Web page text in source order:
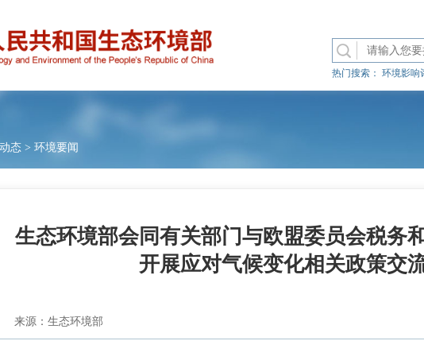
热门搜索： 环境影响
态 > 环境要闻
生态环境部会同有关部门与欧盟委员会税务
开展应对气候变化相关政策交
来源：生态环境部